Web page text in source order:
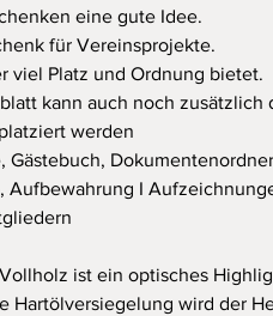
eine gute Idee.
für Vereinsprojekte.
viel Platz und Ordnung bietet.
kann auch noch zusätzlich
werden
Gästebuch,
Aufbewahrung I
ist ein optisches
Hartölversiegelung wird der